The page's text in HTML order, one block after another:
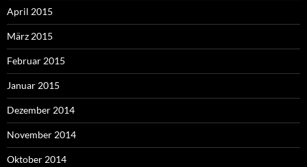
April 2015
März 2015
Februar 2015
Januar 2015
Dezember 2014
November 2014
Oktober 2014